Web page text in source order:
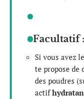
Facultatif :
Si vous avez
te propose de
des poudres
actif